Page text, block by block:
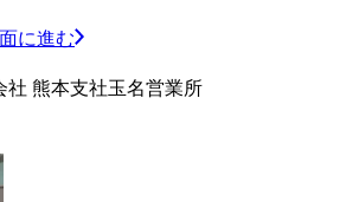
に進む
社 熊本支社玉名営業所